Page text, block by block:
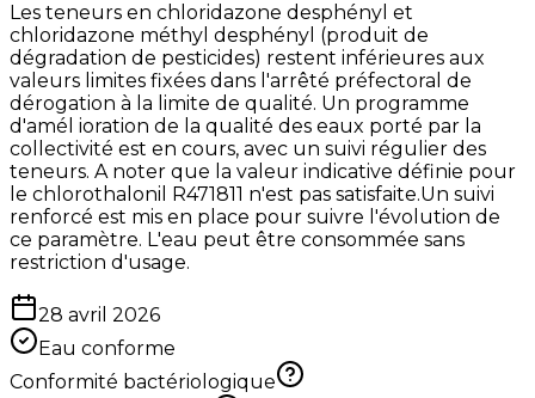
Les teneurs en chloridazone desphényl et
chloridazone méthyl desphényl (produit de
dégradation de pesticides) restent inférieures aux
valeurs limites fixées dans l'arrêté préfectoral de
dérogation à la limite de qualité. Un programme
d'amél ioration de la qualité des eaux porté par la
collectivité est en cours, avec un suivi régulier des
teneurs. A noter que la valeur indicative définie pour
le chlorothalonil R471811 n'est pas satisfaite.Un suivi
renforcé est mis en place pour suivre l'évolution de
ce paramètre. L'eau peut être consommée sans
restriction d'usage.
28 avril 2026
Eau conforme
Conformité bactériologique